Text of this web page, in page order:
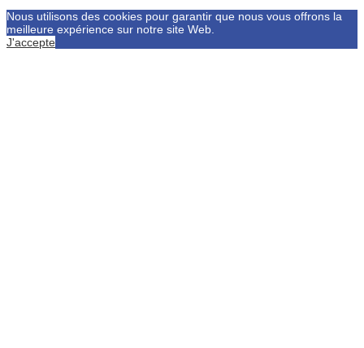
Nous utilisons des cookies pour garantir que nous vous offrons la
meilleure expérience sur notre site Web.
J'accepte